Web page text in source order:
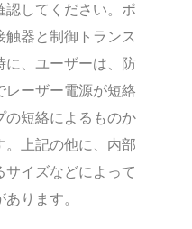
認してください。ポ
触器と制御トランス
に、ユーザーは、防
レーザー電源が短絡
の短絡によるものか
。上記の他に、内部
イズなどによって
ります。